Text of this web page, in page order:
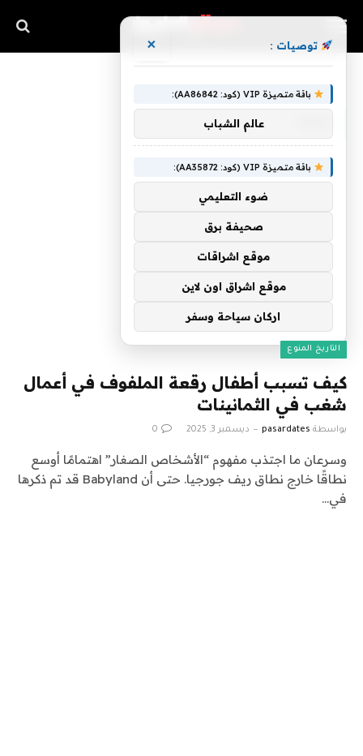
التاريخ المنوع
كيف تسبب أطفال رقعة الملفوف في أعمال
شغب في الثمانينات
بواسطة pasardates ديسمبر 3, 2025 0
وسرعان ما اجتذب مفهوم “الأشخاص الصغار” اهتمامًا أوسع
نطاقًا خارج نطاق ريف جورجيا. حتى أن Babyland قد تم ذكرها
في…
توصيات : ×
باقة متميزة VIP (كود: AA86842):
عالم الشباب
باقة متميزة VIP (كود: AA35872):
ضوء التعليمي
صحيفة برق
موقع اشراقات
موقع اشراق اون لاين
اركان سياحة وسفر